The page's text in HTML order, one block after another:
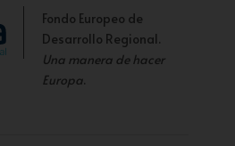
Fondo Europeo de
Desarrollo Regional.
Una manera de hacer
Europa.